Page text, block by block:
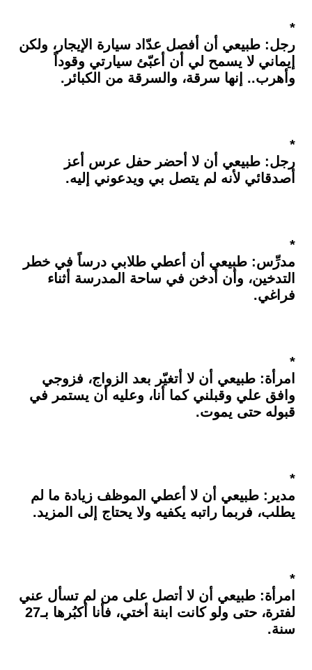
*
رجل: طبيعي أن أفصل عدّاد سيارة الإيجار، ولكن
إيماني لا يسمح لي أن أعبّئ سيارتي وقوداً
وأهرب.. إنها سرقة، والسرقة من الكبائر.
*
رجل: طبيعي أن لا أحضر حفل عرس أعز
أصدقائي لأنه لم يتصل بي ويدعوني إليه.
*
مدرِّس: طبيعي أن أعطي طلابي درساً في خطر
التدخين، وأن أدخن في ساحة المدرسة أثناء
فراغي.
*
امرأة: طبيعي أن لا أتغيّر بعد الزواج، فزوجي
وافق علي وقبلني كما أنا، وعليه أن يستمر في
قبوله حتى يموت.
*
مدير: طبيعي أن لا أعطي الموظف زيادة ما لم
يطلب، فربما راتبه يكفيه ولا يحتاج إلى المزيد.
*
امرأة: طبيعي أن لا أتصل على من لم تسأل عني
لفترة، حتى ولو كانت ابنة أختي، فأنا أكبُرها بـ27
سنة.